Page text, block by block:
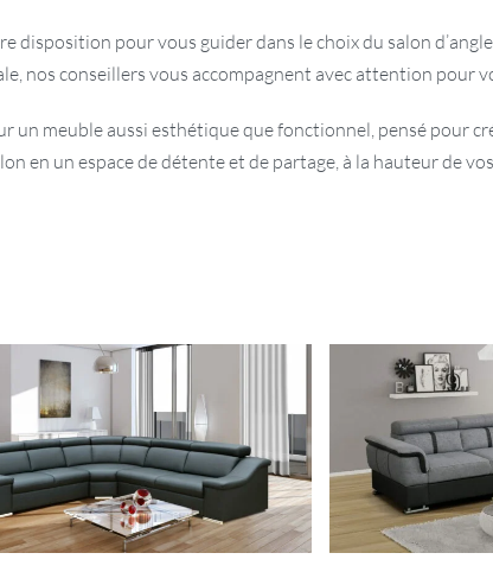
disposition pour vous guider dans le choix du salon
nos conseillers vous accompagnent avec attention pour
un meuble aussi esthétique que fonctionnel, pensé pour
en un espace de détente et de partage, à la hauteur de